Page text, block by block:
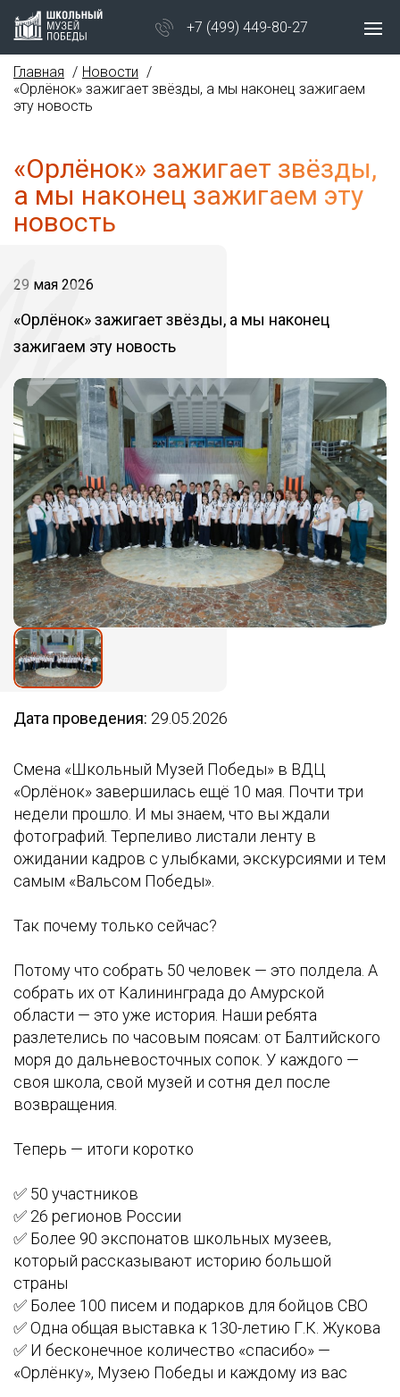
+7 (499) 449-80-27
Главная
Новости
«Орлёнок» зажигает звёзды, а мы наконец зажигаем
эту новость
«Орлёнок» зажигает звёзды,
а мы наконец зажигаем эту
новость
29 мая 2026
«Орлёнок» зажигает звёзды, а мы наконец
зажигаем эту новость
Дата проведения: 29.05.2026
Смена «Школьный Музей Победы» в ВДЦ
«Орлёнок» завершилась ещё 10 мая. Почти три
недели прошло. И мы знаем, что вы ждали
фотографий. Терпеливо листали ленту в
ожидании кадров с улыбками, экскурсиями и тем
самым «Вальсом Победы».
Так почему только сейчас?
Потому что собрать 50 человек — это полдела. А
собрать их от Калининграда до Амурской
области — это уже история. Наши ребята
разлетелись по часовым поясам: от Балтийского
моря до дальневосточных сопок. У каждого —
своя школа, свой музей и сотня дел после
возвращения.
Теперь — итоги коротко
✅ 50 участников
✅ 26 регионов России
✅ Более 90 экспонатов школьных музеев,
который рассказывают историю большой
страны
✅ Более 100 писем и подарков для бойцов СВО
✅ Одна общая выставка к 130-летию Г.К. Жукова
✅ И бесконечное количество «спасибо» —
«Орлёнку», Музею Победы и каждому из вас